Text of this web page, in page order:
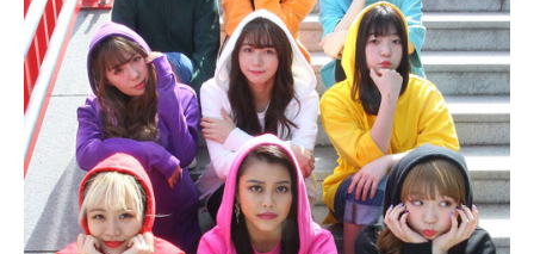
経営リーダーのコミュニティ
マーケ×ITの今がよく分かる
ITエンジニア向け専門サイト
企業向けIT製品の総合サイト
IT製品の技術・比較・事例